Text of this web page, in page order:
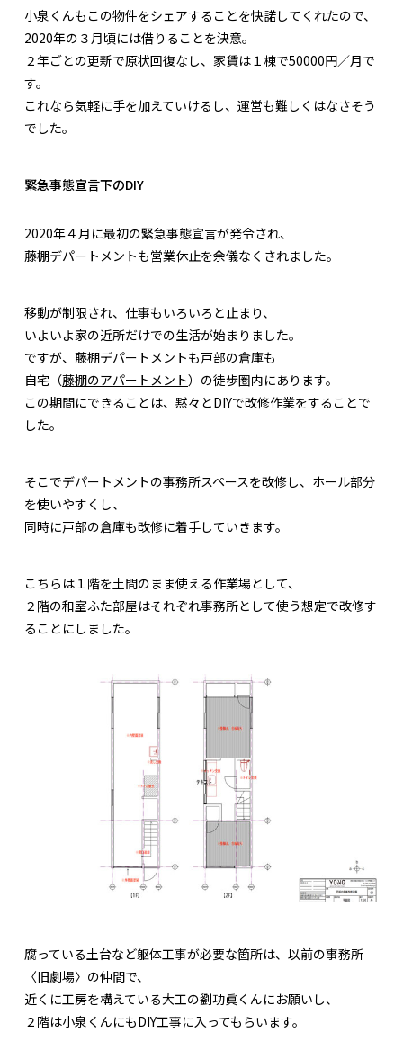
小泉くんもこの物件をシェアすることを快諾してくれたので、
2020年の３月頃には借りることを決意。
２年ごとの更新で原状回復なし、家賃は１棟で50000円／月で
す。
これなら気軽に手を加えていけるし、運営も難しくはなさそう
でした。
緊急事態宣言下のDIY
2020年４月に最初の緊急事態宣言が発令され、
藤棚デパートメントも営業休止を余儀なくされました。
移動が制限され、仕事もいろいろと止まり、
いよいよ家の近所だけでの生活が始まりました。
ですが、藤棚デパートメントも戸部の倉庫も
自宅（藤棚のアパートメント）の徒歩圏内にあります。
この期間にできることは、黙々とDIYで改修作業をすることで
した。
そこでデパートメントの事務所スペースを改修し、ホール部分
を使いやすくし、
同時に戸部の倉庫も改修に着手していきます。
こちらは１階を土間のまま使える作業場として、
２階の和室ふた部屋はそれぞれ事務所として使う想定で改修す
ることにしました。
腐っている土台など躯体工事が必要な箇所は、以前の事務所
〈旧劇場〉の仲間で、
近くに工房を構えている大工の劉功眞くんにお願いし、
２階は小泉くんにもDIY工事に入ってもらいます。